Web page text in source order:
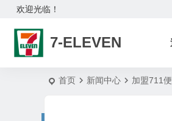
欢迎光临！
7-ELEVEN
首页 新闻中心 加盟711